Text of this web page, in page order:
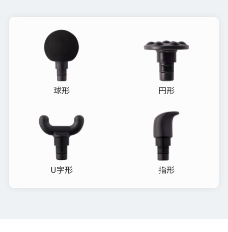
球形 円形
U字形 指形